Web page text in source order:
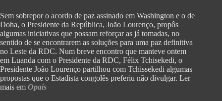
Sem sobrepor o acordo de paz assinado em Washington e o de
Doha, o Presidente da República, João Lourenço, propôs
algumas iniciativas que possam reforçar as já tomadas, no
sentido de se encontrarem as soluções para uma paz definitiva
no Leste da RDC. Num breve encontro que manteve ontem
em Luanda com o Presidente da RDC, Félix Tchisekedi, o
Presidente João Lourenço partilhou com Tchissekedi algumas
propostas que o Estadista congolês preferiu não divulgar. Ler
mais em Opaís